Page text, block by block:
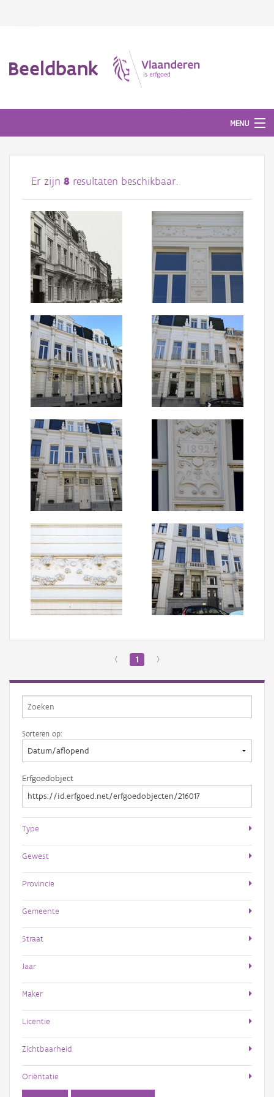
Beeldbank
MENU
Afbeeldingen
#BeeldIndeKijker
Hergebruik
Over ons
Aanmelden
Er zijn 8 resultaten beschikbaar.
‹ 1 ›
Sorteren op:
Erfgoedobject
Type
Gewest
Provincie
Gemeente
Straat
Jaar
Maker
Licentie
Zichtbaarheid
Oriëntatie